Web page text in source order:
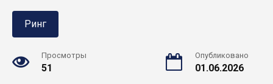
Ринг
Просмотры
51
Опубликовано
01.06.2026